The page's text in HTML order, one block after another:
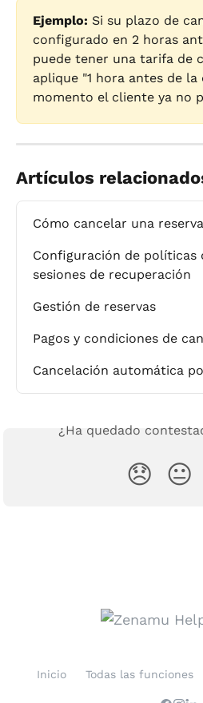
Ejemplo: Si su plazo de
configurado en 2 horas
puede tener una tarifa de
aplique "1 hora antes de
momento el cliente ya no
Artículos
Cómo cancelar una reserva
Configuración de políticas
sesiones de recuperación
Gestión de reservas
Pagos y condiciones de
Cancelación automática
¿Ha quedado
😞 😐
Inicio Todas las funciones